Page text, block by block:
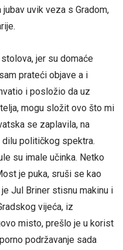
uvik veza s Gradom,
jer su domaće
prateći objave a i
i posložio da uz
mogu složit ovo što mi
se zaplavila, na
političkog spektra.
su imale učinka. Netko
je puka, sruši se kao
Jul Briner stisnu makinu i
vijeća, iz
misto, prešlo je u korist
podržavanje sada